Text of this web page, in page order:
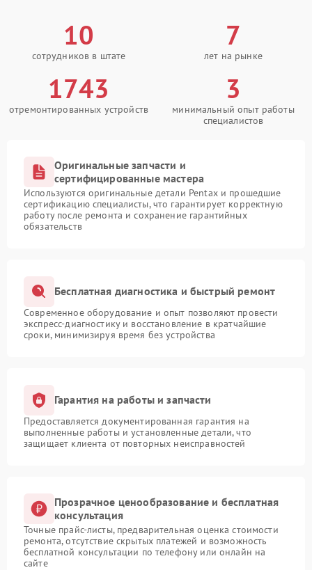
10
сотрудников в штате
7
лет на рынке
1743
отремонтированных устройств
3
минимальный опыт работы
специалистов
Оригинальные запчасти и
сертифицированные мастера
Используются оригинальные детали Pentax и прошедшие
сертификацию специалисты, что гарантирует корректную
работу после ремонта и сохранение гарантийных
обязательств
Бесплатная диагностика и быстрый ремонт
Современное оборудование и опыт позволяют провести
экспресс-диагностику и восстановление в кратчайшие
сроки, минимизируя время без устройства
Гарантия на работы и запчасти
Предоставляется документированная гарантия на
выполненные работы и установленные детали, что
защищает клиента от повторных неисправностей
Прозрачное ценообразование и бесплатная
консультация
Точные прайс-листы, предварительная оценка стоимости
ремонта, отсутствие скрытых платежей и возможность
бесплатной консультации по телефону или онлайн на
сайте